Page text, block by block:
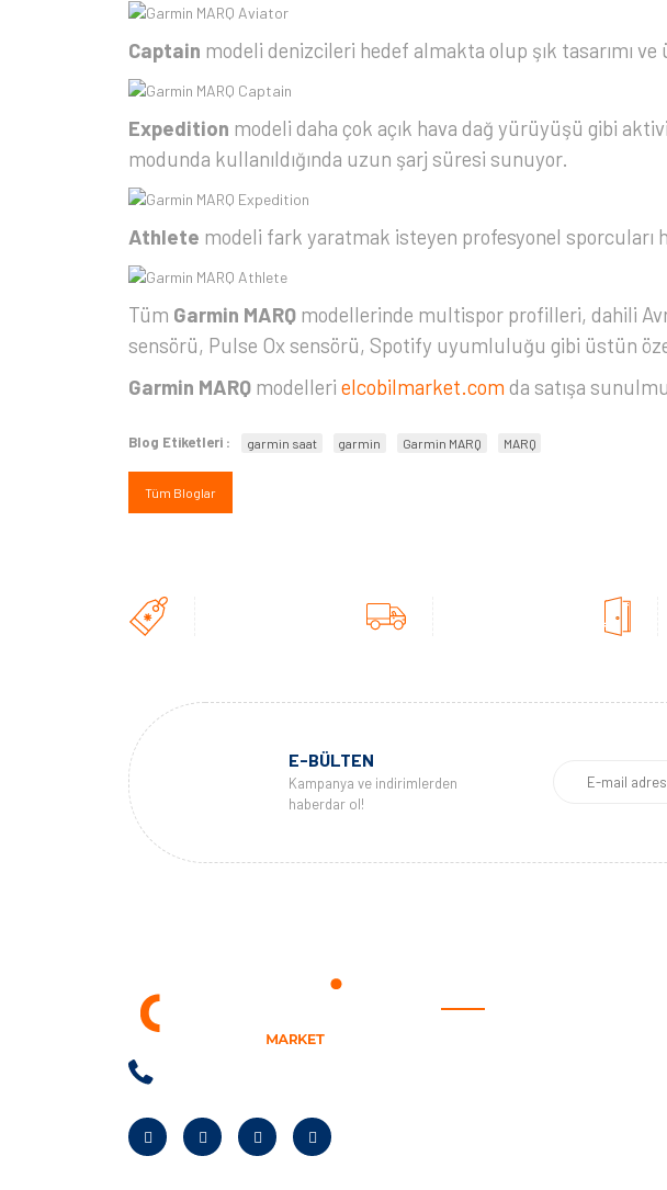
Captain modeli denizcileri hedef almakta olup şık tasarımı
Expedition modeli daha çok açık hava dağ yürüyüşü gibi
modunda kullanıldığında uzun şarj süresi sunuyor.
Athlete modeli fark yaratmak isteyen profesyonel sporcuları
Tüm Garmin MARQ modellerinde multispor profilleri, dahili
sensörü, Pulse Ox sensörü, Spotify uyumluluğu gibi üstün
Garmin MARQ modelleri elcobilmarket.com da satışa
Blog Etiketleri : garmin saat garmin Garmin MARQ MARQ
Tüm Bloglar
E-BÜLTEN
Kampanya ve indirimlerden
haberdar ol!